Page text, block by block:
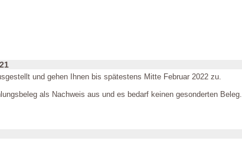
und gehen Ihnen bis spätestens Mitte Februar 2022 zu.
als Nachweis aus und es bedarf keinen gesonderten Beleg.